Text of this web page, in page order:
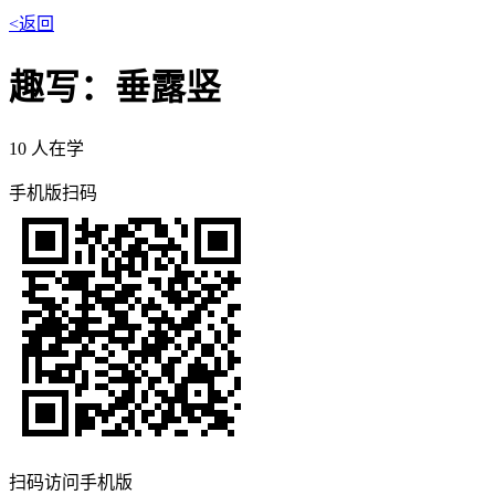
<返回
趣写：垂露竖
10 人在学
手机版扫码
扫码访问手机版